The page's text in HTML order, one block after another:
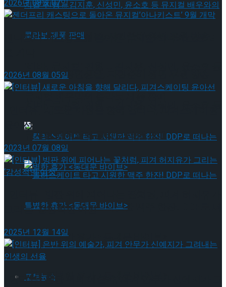
혜화로운 공연생활, 자립준비 청년 후원 방송
롤러스케이트 타고 시원한 맥주 한잔! DDP로 떠
나는 특별한 휴가 <동대문 바이브>
포토뉴스
혜화로운 공연생활, 자립준비 청년 후원 방송
뮤지컬 배우와의 콜라보 제품 판매
롤러스케이트 타고 시원한 맥주 한잔! DDP로 떠
나는 특별한 휴가 <동대문 바이브>
2026년 08월 07일
젠더프리 캐스팅으로 돌아온 뮤지컬’아나키스트’ 9
2026년 08월 05일
윤아선
2023년 07월 08일
그리는 ‘감성적인 여정’
2025년 12월 14일
[인터뷰] 은반 위의 예술가, 피겨 안무가 신예지가 그